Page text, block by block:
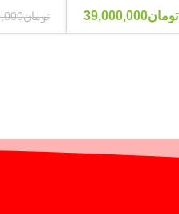
تومان39,000,000 تومان